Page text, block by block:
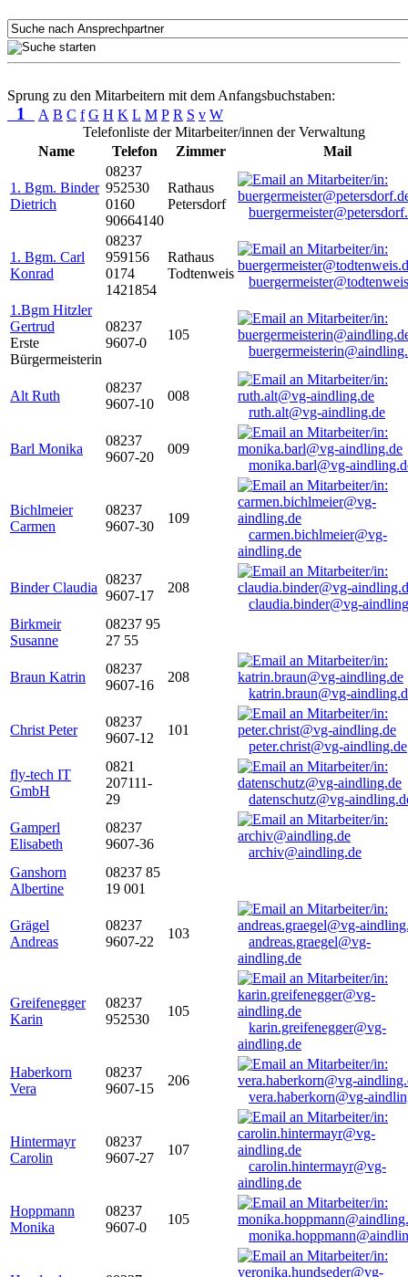
Sprung zu den Mitarbeitern mit dem Anfangsbuchstaben:
1 A B C f G H K L M P R S v W
Telefonliste der Mitarbeiter/innen der Verwaltung
Name
Telefon Zimmer Mail
1. Bgm. Binder
Dietrich
08237
952530
0160
90664140
Rathaus
Petersdorf
1. Bgm. Carl
Konrad
08237
959156
0174
1421854
Rathaus
Todtenweis
1.Bgm Hitzler
Gertrud
Erste
Bürgermeisterin
08237
9607-0
105
Alt Ruth
08237
9607-10
008
ruth.alt@vg-aindling.de
Barl Monika
08237
9607-20
009
monika.barl@vg-
Bichlmeier
Carmen
08237
9607-30
109
carmen.bichlmeier@vg-
aindling.de
Binder Claudia
08237
9607-17
208
claudia.binder@vg-
Birkmeir
Susanne
08237 95
27 55
Braun Katrin
08237
9607-16
208
katrin.braun@vg-
Christ Peter
08237
9607-12
101
peter.christ@vg-aindling.de
fly-tech IT
GmbH
0821
207111-
29
datenschutz@vg-
Gamperl
Elisabeth
08237
9607-36
archiv@aindling.de
Ganshorn
Albertine
08237 85
19 001
Grägel
Andreas
08237
9607-22
103
andreas.graegel@vg-
aindling.de
Greifenegger
Karin
08237
952530
105
karin.greifenegger@vg-
aindling.de
Haberkorn
Vera
08237
9607-15
206
vera.haberkorn@vg-
Hintermayr
Carolin
08237
9607-27
107
carolin.hintermayr@vg-
aindling.de
Hoppmann
Monika
08237
9607-0
105